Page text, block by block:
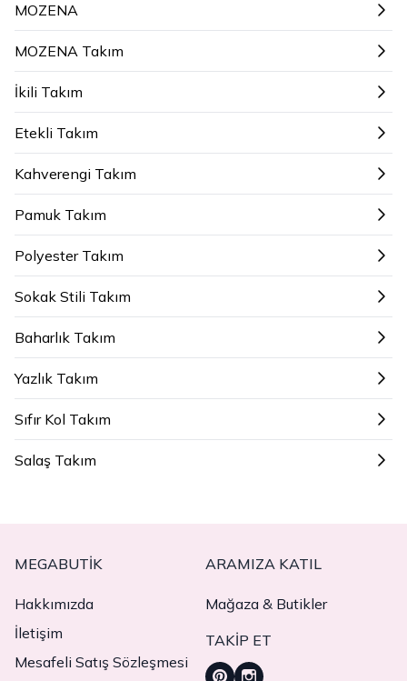
MOZENA
MOZENA Takım
İkili Takım
Etekli Takım
Kahverengi Takım
Pamuk Takım
Polyester Takım
Sokak Stili Takım
Baharlık Takım
Yazlık Takım
Sıfır Kol Takım
Salaş Takım
MEGABUTIK
Hakkımızda
İletişim
Mesafeli Satış Sözleşmesi
ARAMIZA KATIL
Mağaza & Butikler
TAKIP ET